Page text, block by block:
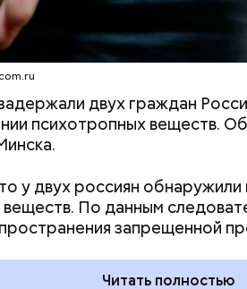
двух граждан
психотропных веществ.
у двух россиян
По данным
запрещенной
Читать полностью
неизвестно о состоянии
произошедшего.